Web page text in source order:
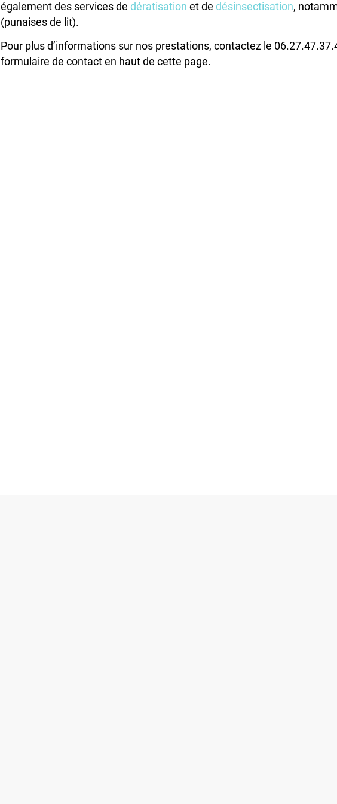
également des services de dératisation et de désinsectisation,
(punaises de lit).
Pour plus d’informations sur nos prestations, contactez le
formulaire de contact en haut de cette page.